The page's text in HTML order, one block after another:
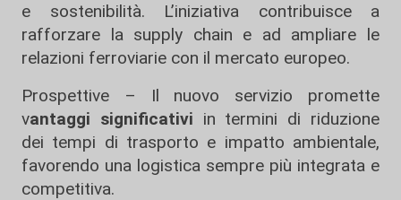
e sostenibilità. L’iniziativa contribuisce a
rafforzare la supply chain e ad ampliare le
relazioni ferroviarie con il mercato europeo.
Prospettive – Il nuovo servizio promette
vantaggi significativi in termini di riduzione
dei tempi di trasporto e impatto ambientale,
favorendo una logistica sempre più integrata e
competitiva.